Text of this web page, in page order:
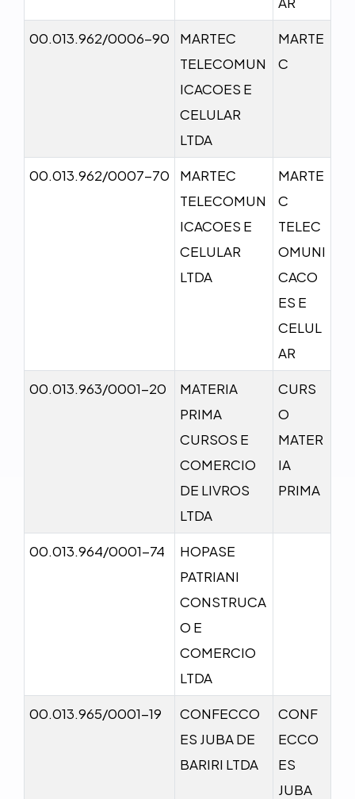
00.013.962/0006-90
MARTEC
TELECOMUN
ICACOES E
CELULAR
LTDA
MARTE
C
00.013.962/0007-70
MARTEC
TELECOMUN
ICACOES E
CELULAR
LTDA
MARTE
C
TELEC
OMUNI
CACO
ES E
CELUL
AR
00.013.963/0001-20
MATERIA
PRIMA
CURSOS E
COMERCIO
DE LIVROS
LTDA
CURS
O
MATER
IA
PRIMA
00.013.964/0001-74
HOPASE
PATRIANI
CONSTRUCA
O E
COMERCIO
LTDA
00.013.965/0001-19
CONFECCO
ES JUBA DE
BARIRI LTDA
CONF
ECCO
ES
JUBA